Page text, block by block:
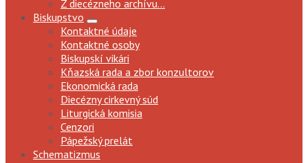
Z diecézneho archívu...
Biskupstvo
Kontaktné údaje
Kontaktné osoby
Biskupskí vikári
Kňazská rada a zbor konzultorov
Ekonomická rada
Diecézny cirkevný súd
Liturgická komisia
Cenzori
Pápežský prelát
Schematizmus